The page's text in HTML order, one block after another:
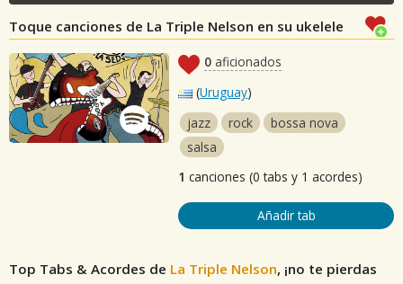
Toque canciones de La Triple Nelson en su ukelele
0 aficionados
(Uruguay)
jazz
rock
bossa nova
salsa
1 canciones (0 tabs y 1 acordes)
Añadir tab
Top Tabs & Acordes de La Triple Nelson, ¡no te pierdas